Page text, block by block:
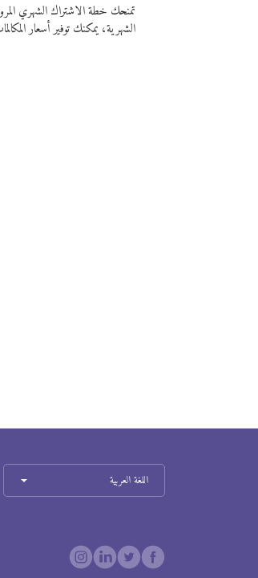
تمنحك خطة الاشتراك الشهري
الشهرية، يمكنك توفير أسعار
اللغة العربية